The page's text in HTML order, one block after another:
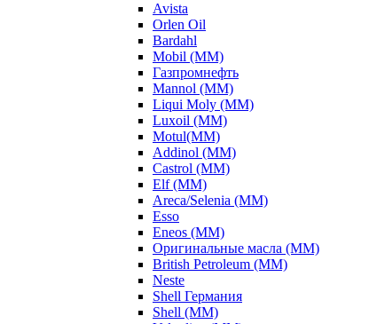
Avista
Orlen Oil
Bardahl
Mobil (ММ)
Газпромнефть
Mannol (ММ)
Liqui Moly (ММ)
Luxoil (ММ)
Motul(ММ)
Addinol (ММ)
Castrol (ММ)
Elf (ММ)
Areca/Selenia (ММ)
Esso
Eneos (ММ)
Оригинальные масла (ММ)
British Petroleum (ММ)
Neste
Shell Германия
Shell (ММ)